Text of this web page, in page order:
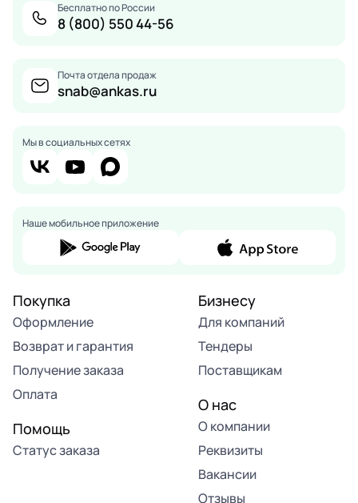
Бесплатно по России
8 (800) 550 44-56
Почта отдела продаж
snab@ankas.ru
Мы в социальных сетях
Наше мобильное приложение
Покупка
Оформление
Возврат и гарантия
Получение заказа
Оплата
Помощь
Статус заказа
Бизнесу
Для компаний
Тендеры
Поставщикам
О нас
О компании
Реквизиты
Вакансии
Отзывы